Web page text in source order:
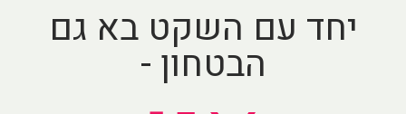
יחד עם השקט בא גם
הבטחון -